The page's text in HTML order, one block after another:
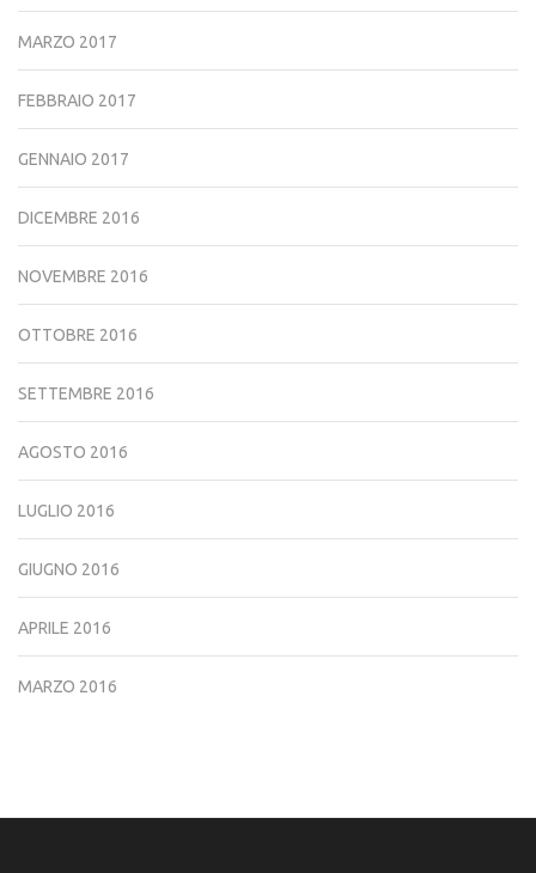
MARZO 2017
FEBBRAIO 2017
GENNAIO 2017
DICEMBRE 2016
NOVEMBRE 2016
OTTOBRE 2016
SETTEMBRE 2016
AGOSTO 2016
LUGLIO 2016
GIUGNO 2016
APRILE 2016
MARZO 2016